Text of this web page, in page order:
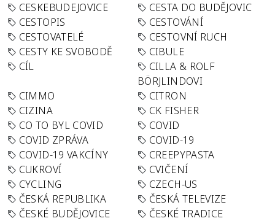
CESKEBUDEJOVICE
CESTA DO BUDĚJOVIC
CESTOPIS
CESTOVÁNÍ
CESTOVATELÉ
CESTOVNÍ RUCH
CESTY KE SVOBODĚ
CIBULE
CÍL
CILLA & ROLF
BÖRJLINDOVI
CIMMO
CITRON
CIZINA
CK FISHER
CO TO BYL COVID
COVID
COVID ZPRÁVA
COVID-19
COVID-19 VAKCÍNY
CREEPYPASTA
CUKROVÍ
CVIČENÍ
CYCLING
CZECH-US
ČESKÁ REPUBLIKA
ČESKÁ TELEVIZE
ČESKÉ BUDĚJOVICE
ČESKÉ TRADICE